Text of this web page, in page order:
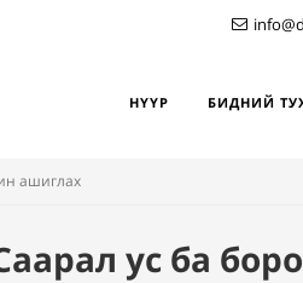
НҮҮР БИДНИЙ
ашиглах
ус ба